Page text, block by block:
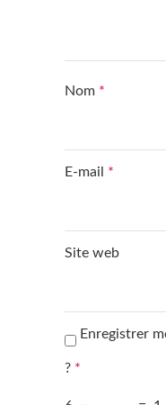
Nom *
E-mail *
Site web
Enregistrer
? *